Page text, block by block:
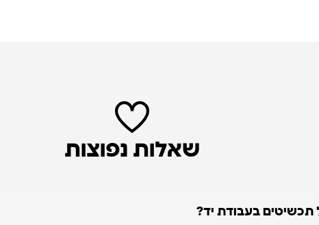
שאלות נפוצות
תכשיטים בעבודת יד?